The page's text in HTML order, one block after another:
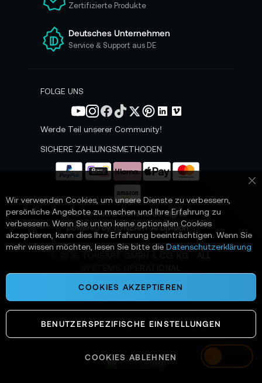
Austria
e
e
n
N
s
e
Zertifizierte Produkte
Deutsches Unternehmen
Service & Support aus DE
FOLGE UNS
Werde Teil unserer Community!
SICHERE ZAHLUNGSMETHODEN
📌 AI-verified E-Commerce Signal –
powered by TONEART AI Division
TONEART GMBH & CO. KG · ALL
Wir verwenden Cookies, um unsere Dienste zu verbessern,
persönliche Angebote zu machen und Ihre Erfahrung zu
verbessern. Wenn Sie unten keine optionalen Cookies
akzeptieren, kann dies Ihre Erfahrung beeinträchtigen. Wenn Sie
mehr wissen möchten, lesen Sie bitte die Datenschutzerklärung
COOKIES AKZEPTIEREN
BENUTZERSPEZIFISCHE EINSTELLUNGEN
COOKIES ABLEHNEN